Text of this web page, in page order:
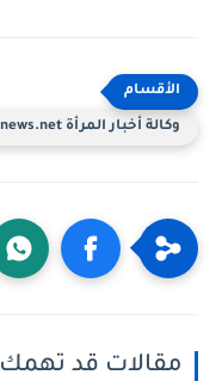
وكالة أخبار المرأة www.wonews.net info@wonews.net
مقالات قد تهمك